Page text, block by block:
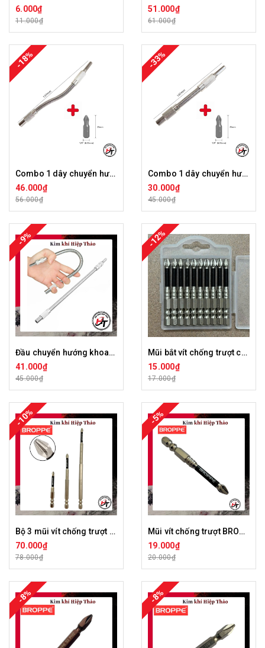
6.000₫
11.000₫
51.000₫
61.000₫
-18%
Combo 1 dây chuyển hướng bắt vít 20cm + 1 mũi vít chống trượt xanh 25mm
46.000₫
56.000₫
-33%
Combo 1 dây chuyển hướng bắt vít 15cm + 1 mũi vít chống trượt xanh 25mm
30.000₫
45.000₫
-9%
Đầu chuyển hướng khoan bắt vít dây lò xo thanh bắn vít góc hẹp chân lục giác 15cm 20cm 30cm cho máy khoan DCHBVLX
41.000₫
45.000₫
-12%
Mũi bắt vít chống trượt chống gãy Đen chuôi lục
15.000₫
17.000₫
-10%
Bộ 3 mũi vít chống trượt BROPPE đầu bắn vít ph2 bắt chữ thập chống gãy từ tính cao chuôi lục giác Đen B3M-MVCT-BRP
70.000₫
78.000₫
-5%
Mũi vít chống trượt BROPPE đầu bắn vít ph2 bắt chữ thập chống gãy từ tính cao chuôi lục giác 65mm 100mm 150mm Đen MVCT-BRP
19.000₫
20.000₫
-8% -8%